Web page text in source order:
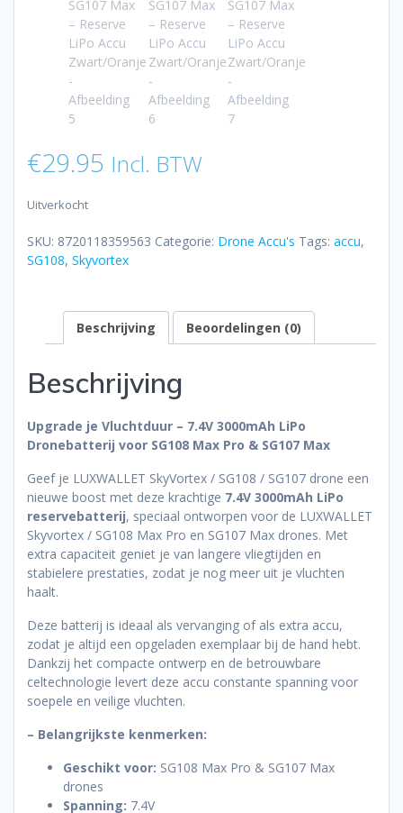
€29.95 Incl. BTW
Uitverkocht
SKU: 8720118359563 Categorie: Drone Accu's Tags: accu,
SG108, Skyvortex
Beschrijving Beoordelingen (0)
Beschrijving
Upgrade je Vluchtduur – 7.4V 3000mAh LiPo
Dronebatterij voor SG108 Max Pro & SG107 Max
Geef je LUXWALLET SkyVortex / SG108 / SG107 drone een
nieuwe boost met deze krachtige 7.4V 3000mAh LiPo
reservebatterij, speciaal ontworpen voor de LUXWALLET
Skyvortex / SG108 Max Pro en SG107 Max drones. Met
extra capaciteit geniet je van langere vliegtijden en
stabielere prestaties, zodat je nog meer uit je vluchten
haalt.
Deze batterij is ideaal als vervanging of als extra accu,
zodat je altijd een opgeladen exemplaar bij de hand hebt.
Dankzij het compacte ontwerp en de betrouwbare
celtechnologie levert deze accu constante spanning voor
soepele en veilige vluchten.
– Belangrijkste kenmerken:
Geschikt voor: SG108 Max Pro & SG107 Max
drones
Spanning: 7.4V